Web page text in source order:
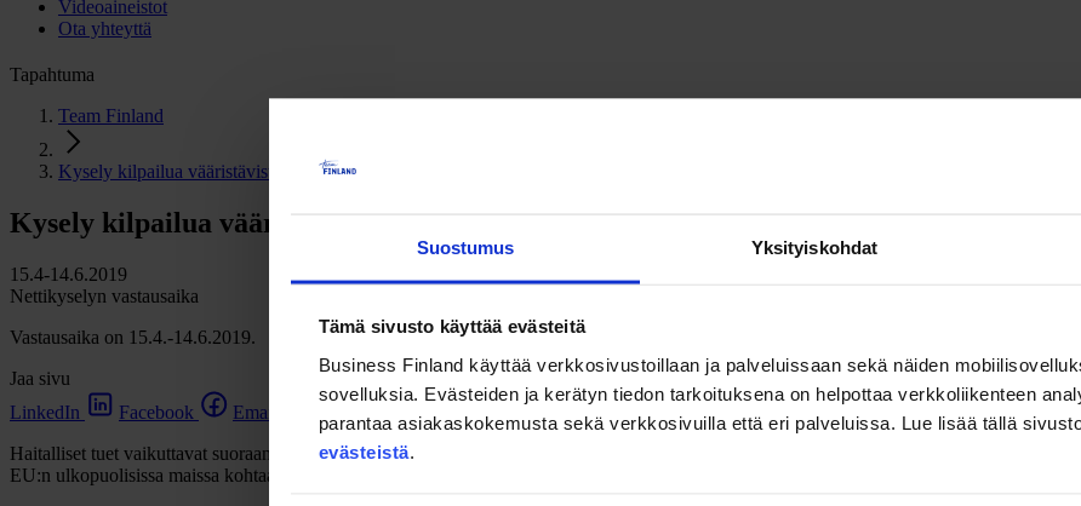
Suostumus Yksityiskohdat
Tämä sivusto käyttää evästeitä
Business Finland käyttää verkkosivustoillaan ja palveluissaan sekä näiden
sovelluksia. Evästeiden ja kerätyn tiedon tarkoituksena on helpottaa verkkoliikenteen
parantaa asiakaskokemusta sekä verkkosivuilla että eri palveluissa. Lue lisää tällä
evästeistä.
Videoaineistot
Ota yhteyttä
Tapahtuma
Team Finland
Kysely kilpailua vääristävistä ulkomaisista valtiontuista
Kysely kilpailua vääristävistä ulkomaisista valtiontuista
15.4-14.6.2019
Nettikyselyn vastausaika
Vastausaika on 15.4.-14.6.2019.
Jaa sivu
LinkedIn
Facebook
Email
Haitalliset tuet vaikuttavat suoraan suomalaisyrityksiin, jotka toimivat kansainvälisillä markkinoilla tai pohtivat kansainvälistymistä.
EU:n ulkopuolisissa maissa kohtaamaa epäreilua kilpailua, joka liittyy ulkomaisten kilpailijoiden saamiin valtiontukiin.